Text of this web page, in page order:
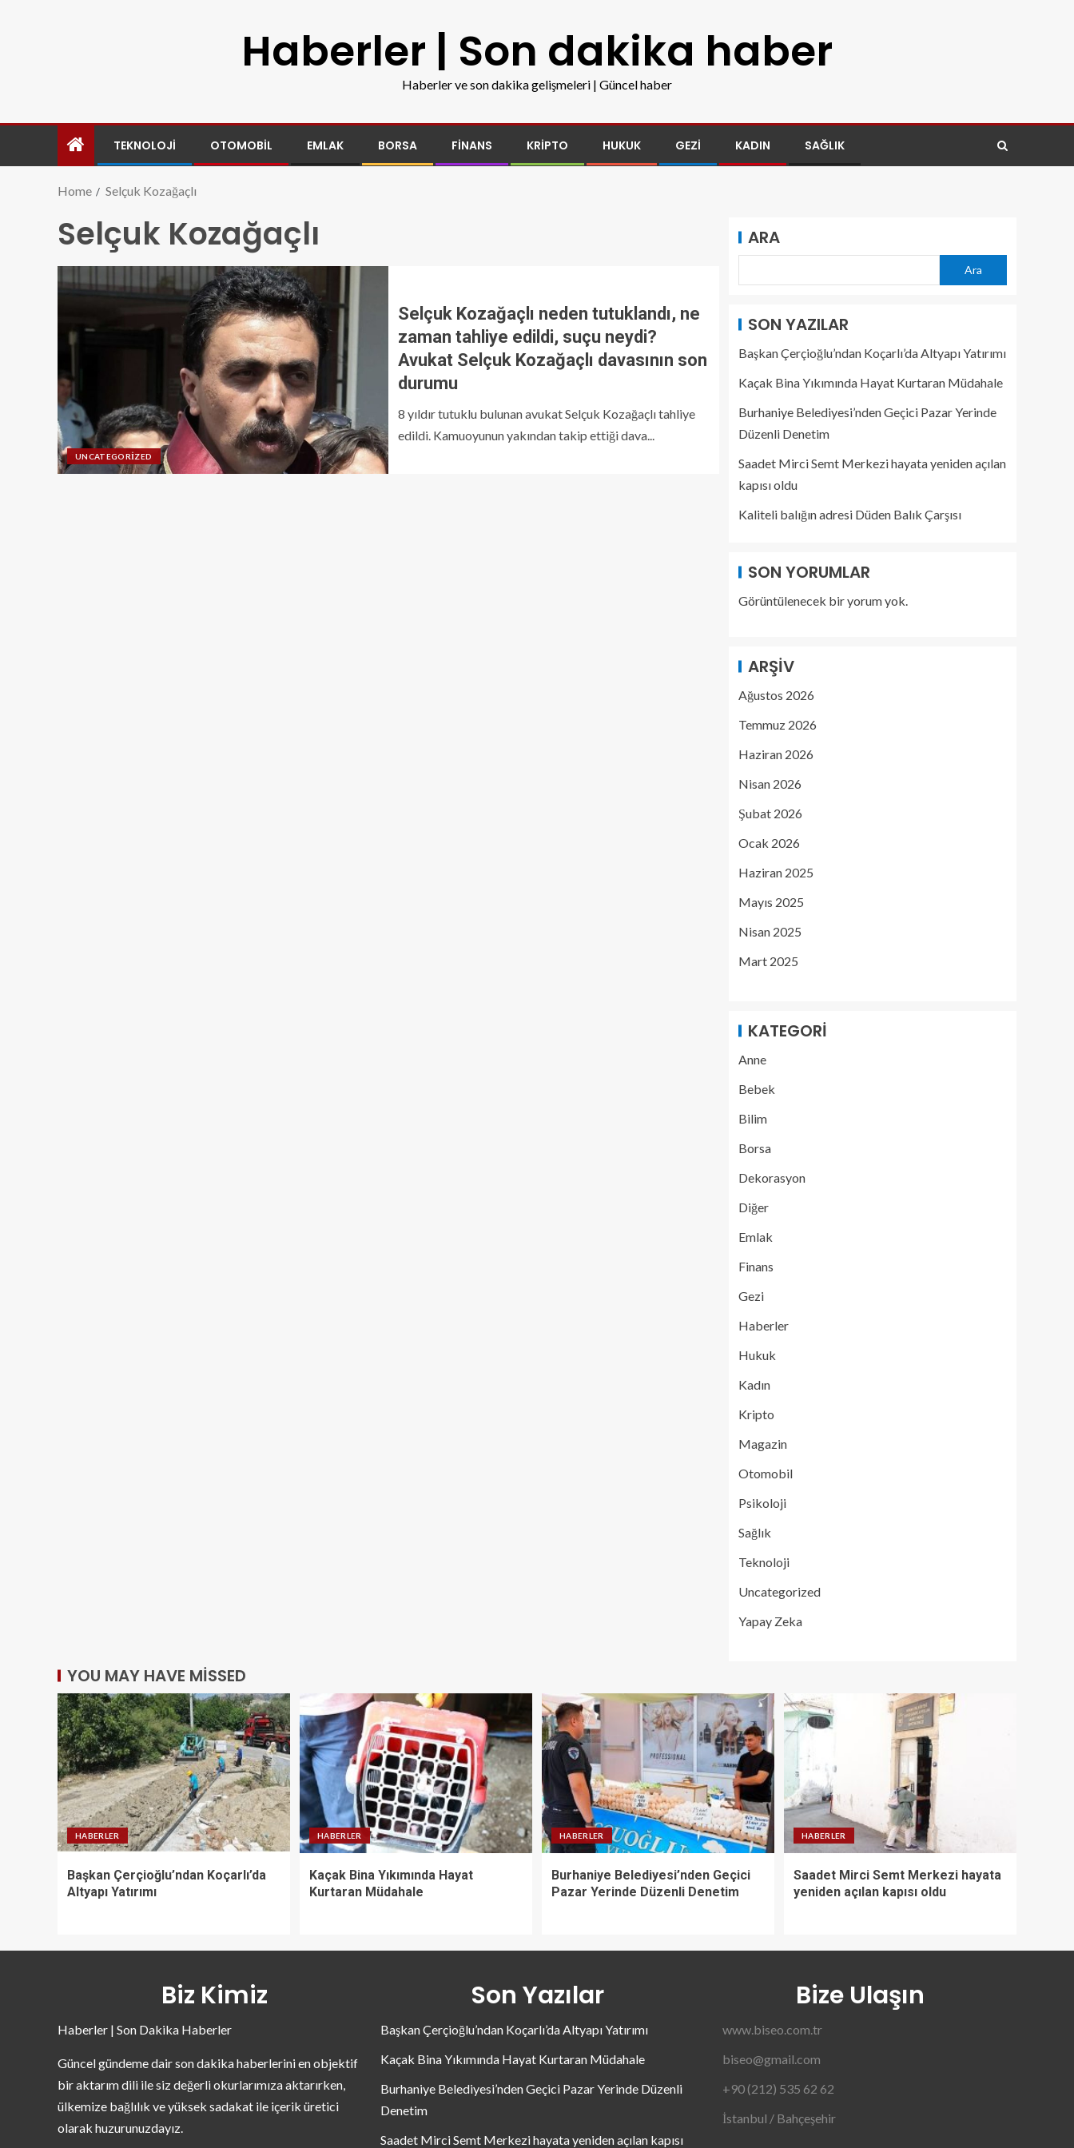
Haberler | Son dakika haber
Haberler ve son dakika gelişmeleri | Güncel haber
TEKNOLOJI OTOMOBIL EMLAK BORSA FINANS KRIPTO HUKUK GEZI KADIN SAĞLIK
Home Selçuk Kozağaçlı
Selçuk Kozağaçlı
UNCATEGORIZED
Selçuk Kozağaçlı neden tutuklandı, ne
zaman tahliye edildi, suçu neydi?
Avukat Selçuk Kozağaçlı davasının son
durumu
8 yıldır tutuklu bulunan avukat Selçuk Kozağaçlı tahliye
edildi. Kamuoyunun yakından takip ettiği dava...
ARA
Ara
SON YAZILAR
Başkan Çerçioğlu’ndan Koçarlı’da Altyapı Yatırımı
Kaçak Bina Yıkımında Hayat Kurtaran Müdahale
Burhaniye Belediyesi’nden Geçici Pazar Yerinde
Düzenli Denetim
Saadet Mirci Semt Merkezi hayata yeniden açılan
kapısı oldu
Kaliteli balığın adresi Düden Balık Çarşısı
SON YORUMLAR
Görüntülenecek bir yorum yok.
ARŞIV
Ağustos 2026
Temmuz 2026
Haziran 2026
Nisan 2026
Şubat 2026
Ocak 2026
Haziran 2025
Mayıs 2025
Nisan 2025
Mart 2025
KATEGORI
Anne
Bebek
Bilim
Borsa
Dekorasyon
Diğer
Emlak
Finans
Gezi
Haberler
Hukuk
Kadın
Kripto
Magazin
Otomobil
Psikoloji
Sağlık
Teknoloji
Uncategorized
Yapay Zeka
YOU MAY HAVE MISSED
HABERLER
Başkan Çerçioğlu’ndan Koçarlı’da
Altyapı Yatırımı
HABERLER
Kaçak Bina Yıkımında Hayat
Kurtaran Müdahale
HABERLER
Burhaniye Belediyesi’nden Geçici
Pazar Yerinde Düzenli Denetim
HABERLER
Saadet Mirci Semt Merkezi hayata
yeniden açılan kapısı oldu
Biz Kimiz
Haberler | Son Dakika Haberler
Güncel gündeme dair son dakika haberlerini en objektif
bir aktarım dili ile siz değerli okurlarımıza aktarırken,
ülkemize bağlılık ve yüksek sadakat ile içerik üretici
olarak huzurunuzdayız.
Son Yazılar
Başkan Çerçioğlu’ndan Koçarlı’da Altyapı Yatırımı
Kaçak Bina Yıkımında Hayat Kurtaran Müdahale
Burhaniye Belediyesi’nden Geçici Pazar Yerinde Düzenli
Denetim
Saadet Mirci Semt Merkezi hayata yeniden açılan kapısı
Bize Ulaşın
www.biseo.com.tr
biseo@gmail.com
+90 (212) 535 62 62
İstanbul / Bahçeşehir